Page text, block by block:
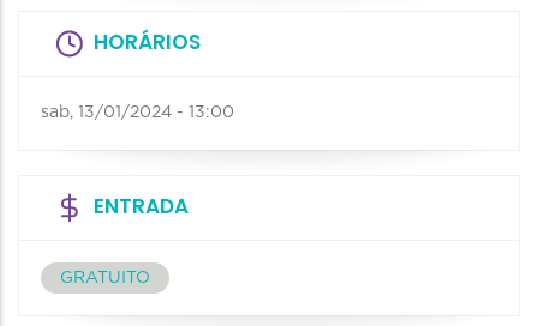
HORÁRIOS
sab, 13/01/2024 - 13:00
ENTRADA
GRATUITO